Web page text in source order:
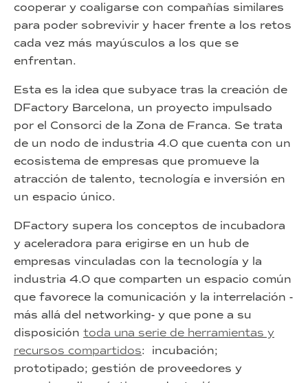
cooperar y coaligarse con compañías similares
para poder sobrevivir y hacer frente a los retos
cada vez más mayúsculos a los que se
enfrentan.
Esta es la idea que subyace tras la creación de
DFactory Barcelona, un proyecto impulsado
por el Consorci de la Zona de Franca. Se trata
de un nodo de industria 4.0 que cuenta con un
ecosistema de empresas que promueve la
atracción de talento, tecnología e inversión en
un espacio único.
DFactory supera los conceptos de incubadora
y aceleradora para erigirse en un hub de
empresas vinculadas con la tecnología y la
industria 4.0 que comparten un espacio común
que favorece la comunicación y la interrelación -
más allá del networking- y que pone a su
disposición toda una serie de herramientas y
recursos compartidos: incubación;
prototipado; gestión de proveedores y